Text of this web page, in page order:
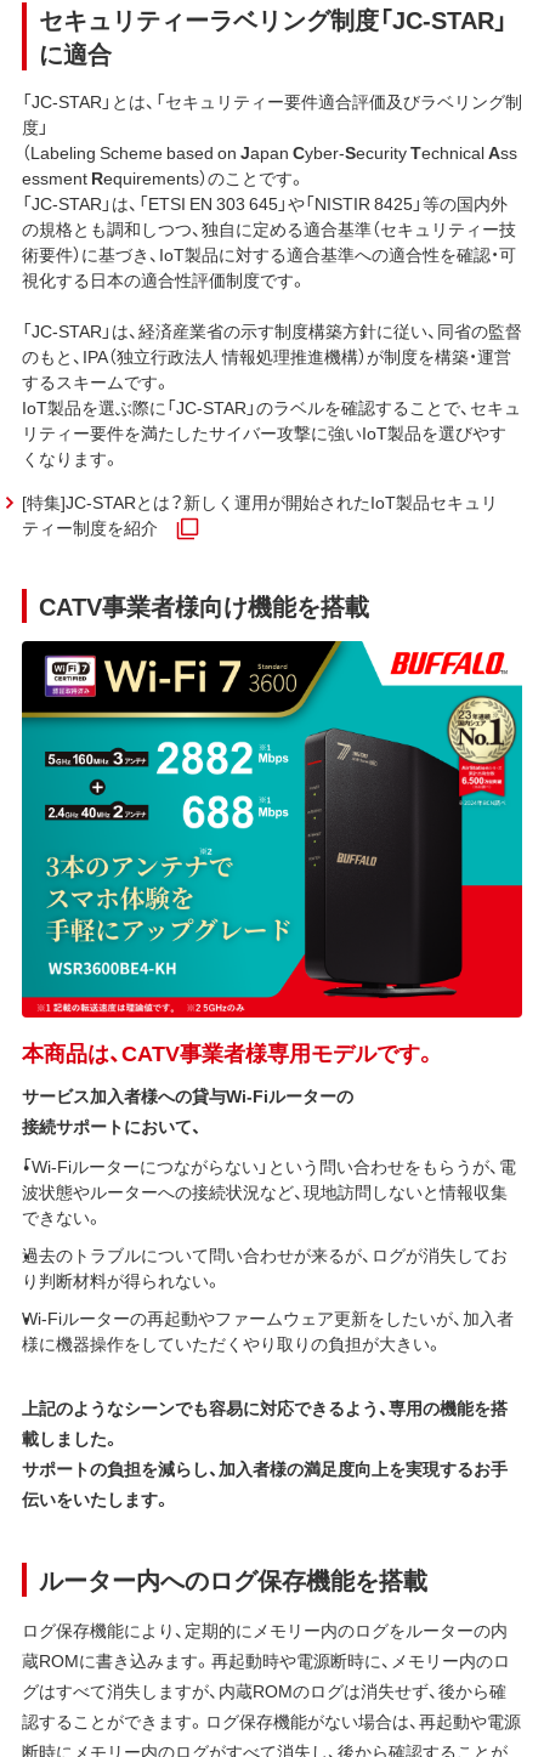
セキュリティーラベリング制度「JC-STAR」
に適合
「JC-STAR」とは、「セキュリティー要件適合評価及びラベリング制
度」
（Labeling Scheme based on Japan Cyber-SecurityTechnicalAss
essment Requirements）のことです。
「JC-STAR」は、「ETSI EN 303 645」や「NISTIR 8425」等の国内外
の規格とも調和しつつ、独自に定める適合基準（セキュリティー技
術要件）に基づき、IoT製品に対する適合基準への適合性を確認・可
視化する日本の適合性評価制度です。
「JC-STAR」は、経済産業省の示す制度構築方針に従い、同省の監督
のもと、IPA（独立行政法人 情報処理推進機構）が制度を構築・運営
するスキームです。
IoT製品を選ぶ際に「JC-STAR」のラベルを確認することで、セキュ
リティー要件を満たしたサイバー攻撃に強いIoT製品を選びやす
くなります。
[特集]JC-STARとは？新しく運用が開始されたIoT製品セキュリ
ティー制度を紹介
CATV事業者様向け機能を搭載
本商品は、CATV事業者様専用モデルです。
サービス加入者様への貸与Wi-Fiルーターの
接続サポートにおいて、
「Wi-Fiルーターにつながらない」という問い合わせをもらうが、電
波状態やルーターへの接続状況など、現地訪問しないと情報収集
できない。
過去のトラブルについて問い合わせが来るが、ログが消失してお
り判断材料が得られない。
Wi-Fiルーターの再起動やファームウェア更新をしたいが、加入者
様に機器操作をしていただくやり取りの負担が大きい。
上記のようなシーンでも容易に対応できるよう、専用の機能を搭
載しました。
サポートの負担を減らし、加入者様の満足度向上を実現するお手
伝いをいたします。
ルーター内へのログ保存機能を搭載
ログ保存機能により、定期的にメモリー内のログをルーターの内
蔵ROMに書き込みます。再起動時や電源断時に、メモリー内のロ
グはすべて消失しますが、内蔵ROMのログは消失せず、後から確
認することができます。ログ保存機能がない場合は、再起動や電源
断時にメモリー内のログがすべて消失し、後から確認することが